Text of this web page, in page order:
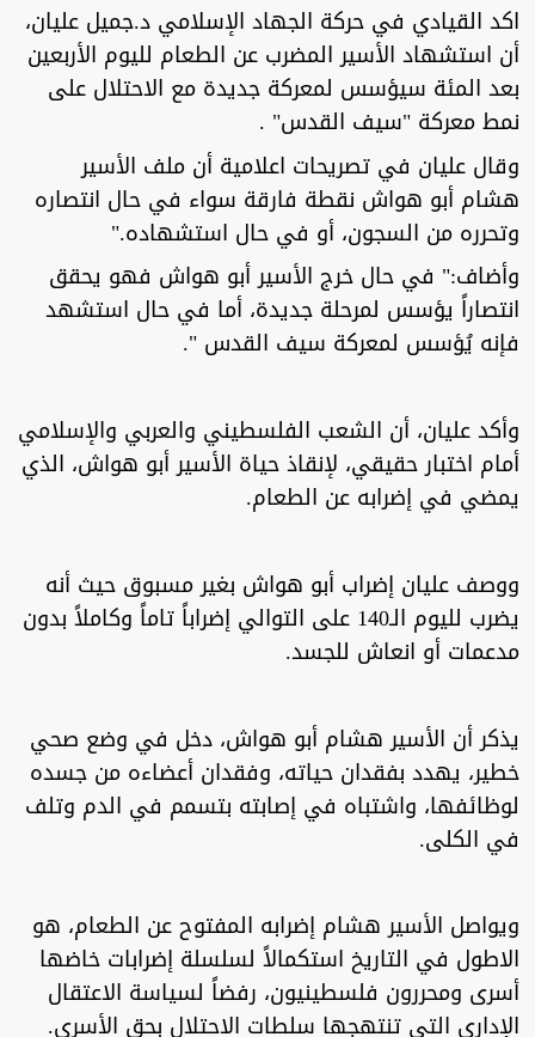
اكد القيادي في حركة الجهاد الإسلامي د.جميل عليان،
أن استشهاد الأسير المضرب عن الطعام لليوم الأربعين
بعد المئة سيؤسس لمعركة جديدة مع الاحتلال على
نمط معركة "سيف القدس" .
وقال عليان في تصريحات اعلامية أن ملف الأسير
هشام أبو هواش نقطة فارقة سواء في حال انتصاره
وتحرره من السجون، أو في حال استشهاده."
وأضاف:" في حال خرج الأسير أبو هواش فهو يحقق
انتصاراً يؤسس لمرحلة جديدة، أما في حال استشهد
فإنه يُؤسس لمعركة سيف القدس ".
وأكد عليان، أن الشعب الفلسطيني والعربي والإسلامي
أمام اختبار حقيقي، لإنقاذ حياة الأسير أبو هواش، الذي
يمضي في إضرابه عن الطعام.
ووصف عليان إضراب أبو هواش بغير مسبوق حيث أنه
يضرب لليوم الـ140 على التوالي إضراباً تاماً وكاملاً بدون
مدعمات أو انعاش للجسد.
يذكر أن الأسير هشام أبو هواش، دخل في وضع صحي
خطير، يهدد بفقدان حياته، وفقدان أعضاءه من جسده
لوظائفها، واشتباه في إصابته بتسمم في الدم وتلف
في الكلى.
ويواصل الأسير هشام إضرابه المفتوح عن الطعام، هو
الاطول في التاريخ استكمالاً لسلسلة إضرابات خاضها
أسرى ومحررون فلسطينيون، رفضاً لسياسة الاعتقال
الإداري التي تنتهجها سلطات الاحتلال بحق الأسرى.